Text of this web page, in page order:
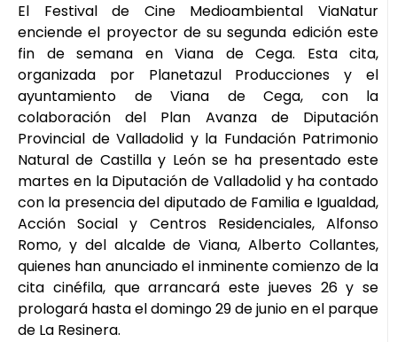
El Festival de Cine Medioambiental ViaNatur
enciende el proyector de su segunda edición este
fin de semana en Viana de Cega. Esta cita,
organizada por Planetazul Producciones y el
ayuntamiento de Viana de Cega, con la
colaboración del Plan Avanza de Diputación
Provincial de Valladolid y la Fundación Patrimonio
Natural de Castilla y León se ha presentado este
martes en la Diputación de Valladolid y ha contado
con la presencia del diputado de Familia e Igualdad,
Acción Social y Centros Residenciales, Alfonso
Romo, y del alcalde de Viana, Alberto Collantes,
quienes han anunciado el inminente comienzo de la
cita cinéfila, que arrancará este jueves 26 y se
prologará hasta el domingo 29 de junio en el parque
de La Resinera.